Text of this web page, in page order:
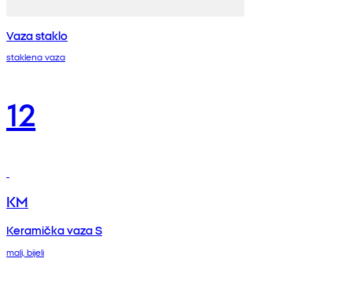
Vaza staklo
staklena vaza
12
KM
Keramička vaza S
mali, bijeli